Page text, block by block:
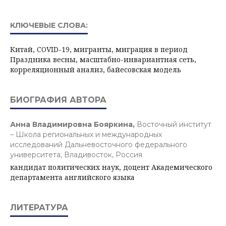
КЛЮЧЕВЫЕ СЛОВА:
Китай, COVID-19, мигранты, миграция в период
Праздника весны, масштабно-инвариантная сеть,
корреляционный анализ, байесовская модель
БИОГРАФИЯ АВТОРА
Анна Владимировна Бояркина, Восточный институт
– Школа региональных и международных
исследований Дальневосточного федерального
университета, Владивосток, Россия
кандидат политических наук, доцент Академического
департамента английского языка
ЛИТЕРАТУРА